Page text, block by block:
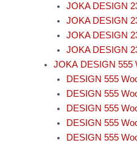
JOKA DESIGN
JOKA DESIGN
JOKA DESIGN
JOKA DESIGN
JOKA DESIGN 555
DESIGN 555
DESIGN 555
DESIGN 555
DESIGN 555
DESIGN 555